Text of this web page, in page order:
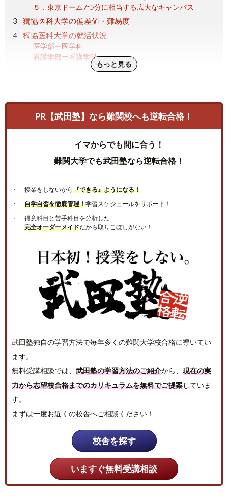
５．東京ドーム7つ分に相当する広大なキャンパス
獨協医科大学の偏差値・難易度
獨協医科大学の就活状況
医学部ー医学科
看護学部ー看護学科
獨協医科大学の評判
獨協医科大学の偏差値・難易度｜まとめ
もっと見る
PR【武田塾】なら難関校へも逆転合格！
イマからでも間に合う！
難関大学でも武田塾なら逆転合格！
授業をしないから『できる』ようになる！
自学自習を徹底管理！学習スケジュールをサポート！
得意科目と苦手科目を分析した
完全オーダーメイドだから取りこぼしがない！
武田塾独自の学習方法で毎年多くの難関大学校合格に導いてい
ます。
無料受講相談では、 武田塾の学習方法のご紹介から、 現在の実
力から志望校合格までのカリキュラムを無料でご提案していま
す。
まずは一度お近くの校舎へご相談ください！
校舎を探す
いますぐ無料受講相談